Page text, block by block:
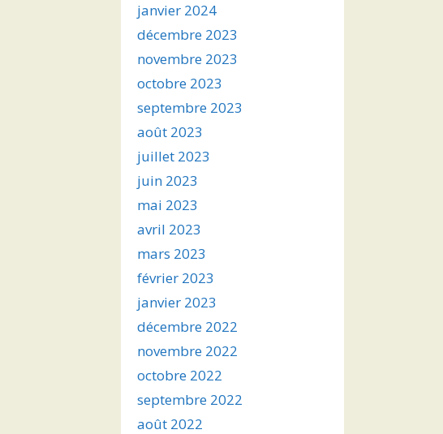
janvier 2024
décembre 2023
novembre 2023
octobre 2023
septembre 2023
août 2023
juillet 2023
juin 2023
mai 2023
avril 2023
mars 2023
février 2023
janvier 2023
décembre 2022
novembre 2022
octobre 2022
septembre 2022
août 2022